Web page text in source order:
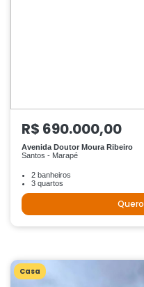
R$ 690.000,00
Avenida Doutor Moura Ribeiro
Santos - Marapé
2 banheiros
3 quartos
Casa